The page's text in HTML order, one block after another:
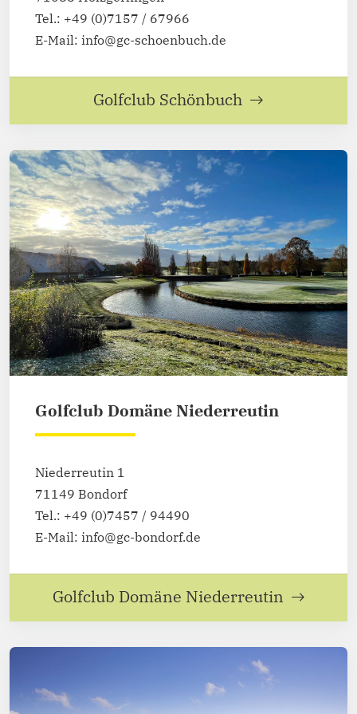
Tel.: +49 (0)7157 / 67966
E-Mail: info@gc-schoenbuch.de
Golfclub Schönbuch
Golfclub Domäne Niederreutin
Niederreutin 1
71149 Bondorf
Tel.: +49 (0)7457 / 94490
E-Mail: info@gc-bondorf.de
Golfclub Domäne Niederreutin